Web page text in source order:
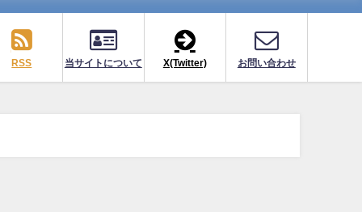
RSS 当サイトについて X(Twitter) お問い合わせ